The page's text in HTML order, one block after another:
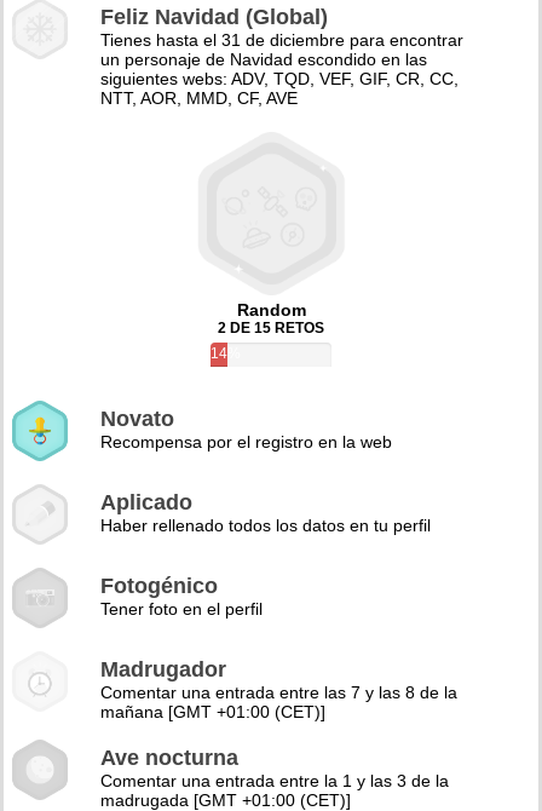
Feliz Navidad (Global)
Tienes hasta el 31 de diciembre para encontrar
un personaje de Navidad escondido en las
siguientes webs: ADV, TQD, VEF, GIF, CR, CC,
NTT, AOR, MMD, CF, AVE
Random
2 DE 15 RETOS
14%
Novato
Recompensa por el registro en la web
Aplicado
Haber rellenado todos los datos en tu perfil
Fotogénico
Tener foto en el perfil
Madrugador
Comentar una entrada entre las 7 y las 8 de la
mañana [GMT +01:00 (CET)]
Ave nocturna
Comentar una entrada entre la 1 y las 3 de la
madrugada [GMT +01:00 (CET)]